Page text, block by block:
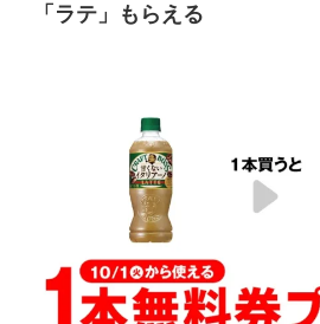
「ラテ」もらえる